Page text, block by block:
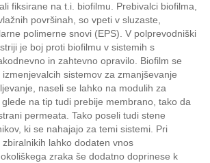
fiksirane na t.i. biofilmu. Prebivalci biofilma,
površinah, so vpeti v sluzaste,
polimerne snovi (EPS). V polprevodniški
je boj proti biofilmu v sistemih s
in zahtevno opravilo. Biofilm se
sistemov za zmanjševanje
naseli se lahko na modulih za
na tip tudi prebije membrano, tako da
permeata. Tako poseli tudi stene
ki se nahajajo za temi sistemi. Pri
lahko dodaten vnos
zraka še dodatno doprinese k